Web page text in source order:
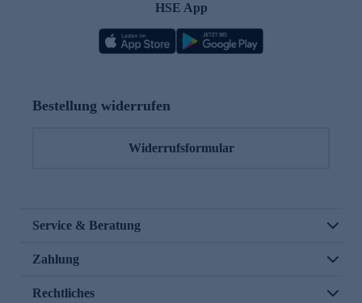
HSE App
Bestellung widerrufen
Widerrufsformular
Service & Beratung
Zahlung
Rechtliches